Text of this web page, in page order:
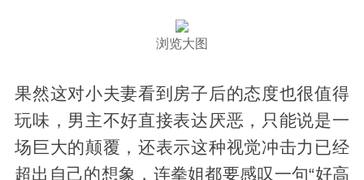
浏览大图
果然这对小夫妻看到房子后的态度也很值得
玩味，男主不好直接表达厌恶，只能说是一
场巨大的颠覆，还表示这种视觉冲击力已经
超出自己的想象，连拳姐都要感叹一句“好高